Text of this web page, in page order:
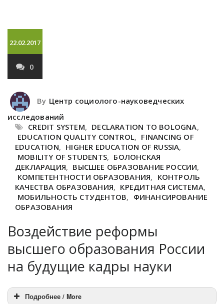
22.02.2017
0
By Центр социолого-науковедческих
исследований
CREDIT SYSTEM, DECLARATION TO BOLOGNA,
EDUCATION QUALITY CONTROL, FINANCING OF
EDUCATION, HIGHER EDUCATION OF RUSSIA,
MOBILITY OF STUDENTS, БОЛОНСКАЯ
ДЕКЛАРАЦИЯ, ВЫСШЕЕ ОБРАЗОВАНИЕ РОССИИ,
КОМПЕТЕНТНОСТИ ОБРАЗОВАНИЯ, КОНТРОЛЬ
КАЧЕСТВА ОБРАЗОВАНИЯ, КРЕДИТНАЯ СИСТЕМА,
МОБИЛЬНОСТЬ СТУДЕНТОВ, ФИНАНСИРОВАНИЕ
ОБРАЗОВАНИЯ
Воздействие реформы
высшего образования России
на будущие кадры науки
Подробнее / More